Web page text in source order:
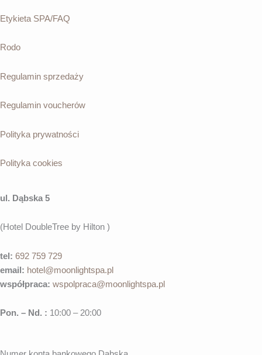
Etykieta SPA/FAQ
Rodo
Regulamin sprzedaży
Regulamin voucherów
Polityka prywatności
Polityka cookies
ul. Dąbska 5
(Hotel DoubleTree by Hilton )
tel: 692 759 729
email: hotel@moonlightspa.pl
współpraca: wspolpraca@moonlightspa.pl
Pon. – Nd. : 10:00 – 20:00